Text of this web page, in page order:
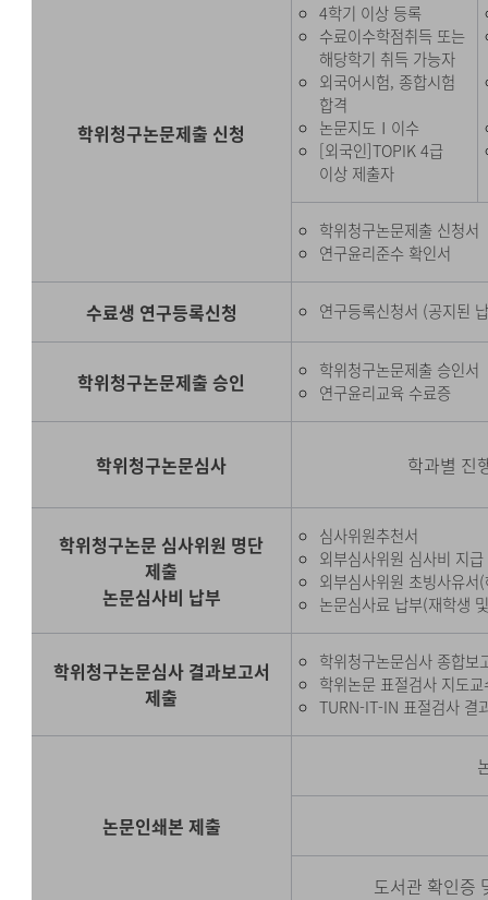
학위청구논문제출 신청
4학기 이상 등록
수료이수학점취득 또는
해당학기 취득 가능자
외국어시험, 종합시험
합격
논문지도Ⅰ이수
[외국인]TOPIK 4급
이상 제출자
학위청구논문제출 신청서
연구윤리준수 확인서
수료생 연구등록신청 연구등록신청서 (공지된
학위청구논문제출 승인
학위청구논문제출 승인서
연구윤리교육 수료증
학위청구논문심사 학과별 진
학위청구논문 심사위원 명단
제출
논문심사비 납부
심사위원추천서
외부심사위원 심사비 지
외부심사위원 초빙사유서
논문심사료 납부(재학생
학위청구논문심사 결과보고서
제출
학위청구논문심사 종합보
학위논문 표절검사 지도
TURN-IT-IN 표절검사 결
논문인쇄본 제출
도서관 확인증